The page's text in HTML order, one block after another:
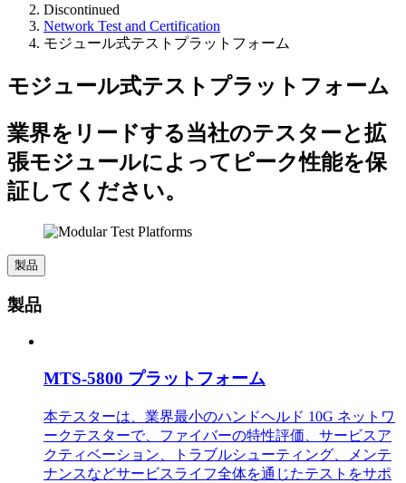
Discontinued
Network Test and Certification
モジュール式テストプラットフォーム
モジュール式テストプラットフォーム
業界をリードする当社のテスターと拡
張モジュールによってピーク性能を保
証してください。
製品
製品
MTS-5800 プラットフォーム
本テスターは、業界最小のハンドヘルド 10G ネットワ
ークテスターで、ファイバーの特性評価、サービスア
クティベーション、トラブルシューティング、メンテ
ナンスなどサービスライフ全体を通じたテストをサポ